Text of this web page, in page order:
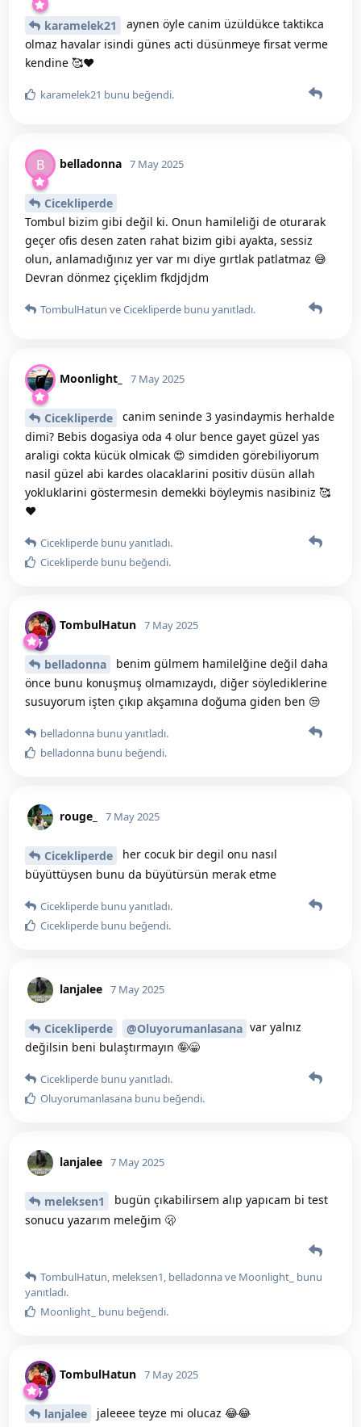
karamelek21
aynen öyle canim üzüldükce taktikca
olmaz havalar isindi günes acti düsünmeye firsat verme
kendine 🥰❤️
karamelek21 bunu beğendi.
B belladonna 7 May 2025
Cicekliperde
Tombul bizim gibi değil ki. Onun hamileliği de oturarak
geçer ofis desen zaten rahat bizim gibi ayakta, sessiz
olun, anlamadığınız yer var mı diye gırtlak patlatmaz 😅
Devran dönmez çiçeklim fkdjdjdm
TombulHatun veCicekliperde bunu yanıtladı.
Moonlight_ 7 May 2025
Cicekliperde
canim seninde 3 yasindaymis herhalde
dimi? Bebis dogasiya oda 4 olur bence gayet güzel yas
araligi cokta kücük olmicak 😍 simdiden görebiliyorum
nasil güzel abi kardes olacaklarini positiv düsün allah
yokluklarini göstermesin demekki böyleymis nasibiniz 🥰
❤️
Cicekliperde bunu yanıtladı.
Cicekliperde bunu beğendi.
TombulHatun 7 May 2025
belladonna
benim gülmem hamilelğine değil daha
önce bunu konuşmuş olmamızaydı, diğer söylediklerine
susuyorum işten çıkıp akşamına doğuma giden ben 😒
belladonna bunu yanıtladı.
belladonna bunu beğendi.
rouge_ 7 May 2025
Cicekliperde
her cocuk bir degil onu nasıl
büyüttüysen bunu da büyütürsün merak etme
Cicekliperde bunu yanıtladı.
Cicekliperde bunu beğendi.
lanjalee 7 May 2025
Cicekliperde @Oluyorumanlasana var yalnız
değilsin beni bulaştırmayın 🤪😁
Cicekliperde bunu yanıtladı.
Oluyorumanlasana bunu beğendi.
lanjalee 7 May 2025
meleksen1
bugün çıkabilirsem alıp yapıcam bi test
sonucu yazarım meleğim 🫢
TombulHatun meleksen1 belladonnave Moonlight_ bunu
yanıtladı.
Moonlight_ bunu beğendi.
TombulHatun 7 May 2025
lanjalee jaleeee teyze mi olucaz 😂😂